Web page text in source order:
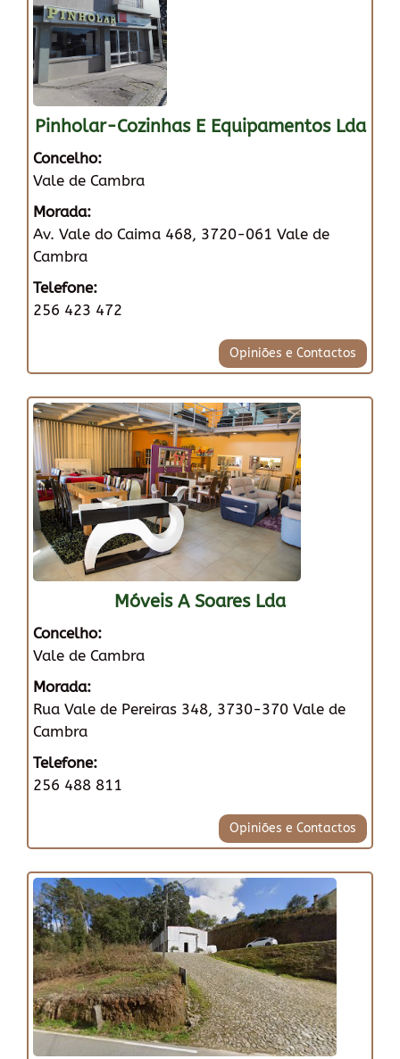
Pinholar-Cozinhas E Equipamentos Lda
Concelho:
Vale de Cambra
Morada:
Av. Vale do Caima 468, 3720-061 Vale de
Cambra
Telefone:
256 423 472
Opiniões e Contactos
Móveis A Soares Lda
Concelho:
Vale de Cambra
Morada:
Rua Vale de Pereiras 348, 3730-370 Vale de
Cambra
Telefone:
256 488 811
Opiniões e Contactos